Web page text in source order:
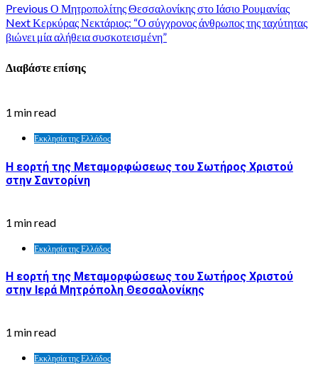
Previous Ο Μητροπολίτης Θεσσαλονίκης στο Ιάσιο Ρουμανίας
NextΚερκύρας Νεκτάριος: “Ο σύγχρονος άνθρωπος της ταχύτητας
βιώνει μία αλήθεια συσκοτεισμένη”
Διαβάστε επίσης
1 min read
Εκκλησία της Ελλάδος
Η εορτή της Μεταμορφώσεως του Σωτήρος Χριστού
στην Σαντορίνη
1 min read
Εκκλησία της Ελλάδος
Η εορτή της Μεταμορφώσεως του Σωτήρος Χριστού
στην Ιερά Μητρόπολη Θεσσαλονίκης
1 min read
Εκκλησία της Ελλάδος